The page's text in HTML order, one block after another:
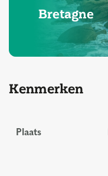
Bretagne
Kenmerken
Plaats